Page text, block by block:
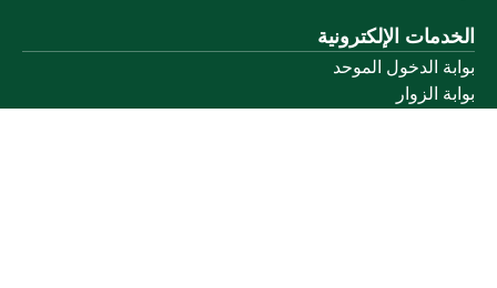
الخدمات الإلكترونية
بوابة الدخول الموحد
بوابة الزوار